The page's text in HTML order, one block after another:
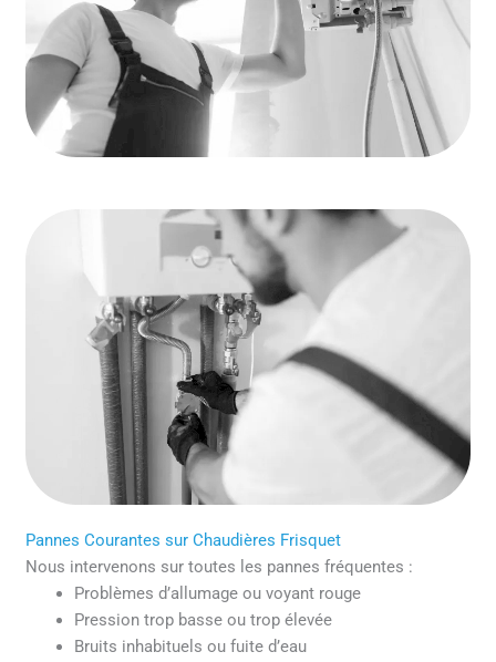
Pannes Courantes sur Chaudières Frisquet
Nous intervenons sur toutes les pannes fréquentes :
Problèmes d’allumage ou voyant rouge
Pression trop basse ou trop élevée
Bruits inhabituels ou fuite d’eau